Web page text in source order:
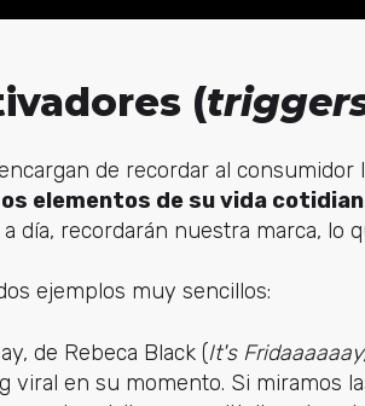
(
de recordar al
elementos de su vida
día, recordarán nuestra marca, lo
ejemplos muy sencillos:
de Rebeca Black (It's
viral en su momento. Si miramos